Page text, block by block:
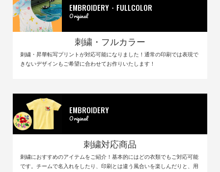
EMBROIDERY・FULLCOLOR
Original
刺繍・フルカラー
刺繍・昇華転写プリントが対応可能になりました！通常の印刷では表現で
きないデザインもご希望に合わせてお作りいたします！
EMBROIDERY
Original
刺繍対応商品
刺繍におすすめのアイテムをご紹介！基本的にはどの衣類でもご対応可能
です。チームで名入れをしたり、印刷とは違う風合いを楽しんだりと、用